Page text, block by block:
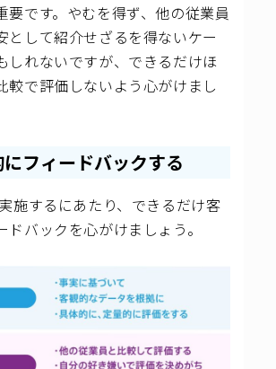
要です。やむを得ず、他の従業員
として紹介せざるを得ないケー
しれないですが、できるだけほ
較で評価しないよう心がけまし
フィードバックする
施するにあたり、できるだけ客
ドバックを心がけましょう。